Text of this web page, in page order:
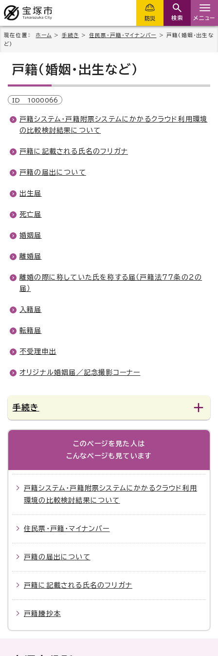
防災 検索 メニュー
現在位置： ホーム > 手続き > 住民票・戸籍・マイナンバー
> 戸籍(婚姻・出生な
ど)
戸籍(婚姻・出生など)
ID 1000066
戸籍システム・戸籍附票システムにかかるクラウド利用環境
の比較検討結果について
戸籍に記載される氏名のフリガナ
戸籍の届出について
出生届
死亡届
婚姻届
離婚届
離婚の際に称していた氏を称する届（戸籍法77条の2の
届）
入籍届
転籍届
不受理申出
オリジナル婚姻届／記念撮影コーナー
手続き
このページを見た人は
こんなページも見ています
戸籍システム・戸籍附票システムにかかるクラウド利用
環境の比較検討結果について
住民票・戸籍・マイナンバー
戸籍の届出について
戸籍に記載される氏名のフリガナ
戸籍謄抄本